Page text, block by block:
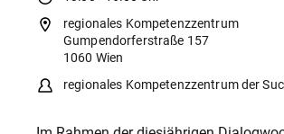
regionales Kompetenzzentrum
Gumpendorferstraße 157
1060 Wien
regionales Kompetenzzentrum der